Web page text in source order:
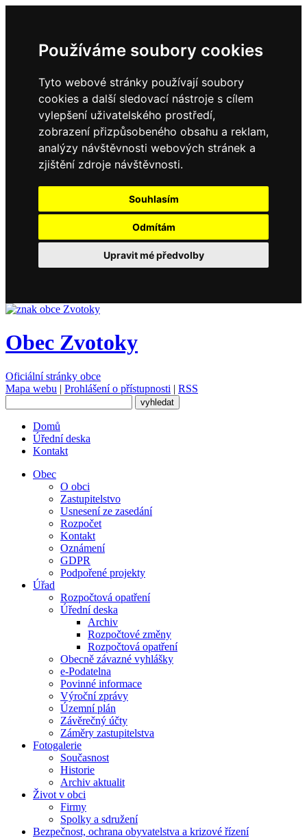
Používáme soubory cookies
Tyto webové stránky používají soubory
cookies a další sledovací nástroje s cílem
vylepšení uživatelského prostředí,
zobrazení přizpůsobeného obsahu a reklam,
analýzy návštěvnosti webových stránek a
zjištění zdroje návštěvnosti.
Souhlasím
Odmítám
Upravit mé předvolby
Obec Zvotoky
Oficiální stránky obce
Mapa webu | Prohlášení o přístupnosti | RSS
Domů
Úřední deska
Kontakt
Obec
O obci
Zastupitelstvo
Usnesení ze zasedání
Rozpočet
Kontakt
Oznámení
GDPR
Podpořené projekty
Úřad
Rozpočtová opatření
Úřední deska
Archiv
Rozpočtové změny
Rozpočtová opatření
Obecně závazné vyhlášky
e-Podatelna
Povinné informace
Výroční zprávy
Územní plán
Závěrečný účty
Záměry zastupitelstva
Fotogalerie
Současnost
Historie
Archiv aktualit
Život v obci
Firmy
Spolky a sdružení
Bezpečnost, ochrana obyvatelstva a krizové řízení